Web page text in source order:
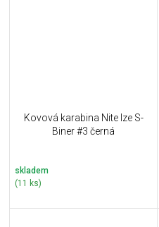
Kovová karabina Nite Ize S-
Biner #3 černá
skladem
(11 ks)